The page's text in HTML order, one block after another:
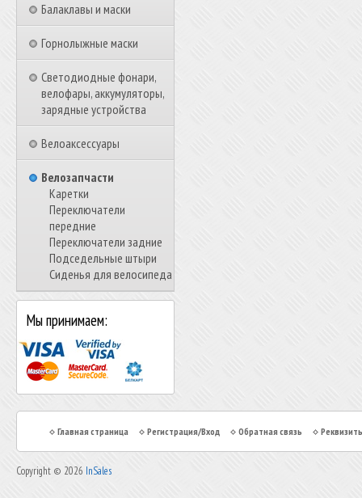
Балаклавы и маски
Горнолыжные маски
Светодиодные фонари,
велофары, аккумуляторы,
зарядные устройства
Велоаксессуары
Велозапчасти
Каретки
Переключатели
передние
Переключатели задние
Подседельные штыри
Сиденья для велосипеда
Мы принимаем:
Главная страница Регистрация/Вход Обратная связь
Copyright © 2026 InSales